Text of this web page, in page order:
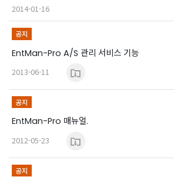
2014-01-16
공지
EntMan-Pro A/S 관리 서비스 기능
2013-06-11
공지
EntMan-Pro 매뉴얼.
2012-05-23
공지